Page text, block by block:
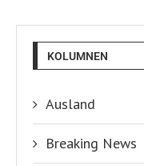
KOLUMNEN
Ausland
Breaking News